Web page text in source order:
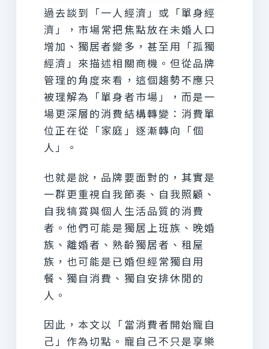
過去談到「一人經濟」或「單身經
濟」，市場常把焦點放在未婚人口
增加、獨居者變多，甚至用「孤獨
經濟」來描述相關商機。但從品牌
管理的角度來看，這個趨勢不應只
被理解為「單身者市場」，而是一
場更深層的消費結構轉變：消費單
位正在從「家庭」逐漸轉向「個
人」。
也就是說，品牌要面對的，其實是
一群更重視自我節奏、自我照顧、
自我犒賞與個人生活品質的消費
者。他們可能是獨居上班族、晚婚
族、離婚者、熟齡獨居者、租屋
族，也可能是已婚但經常獨自用
餐、獨自消費、獨自安排休閒的
人。
因此，本文以「當消費者開始寵自
己」作為切點。寵自己不只是享樂